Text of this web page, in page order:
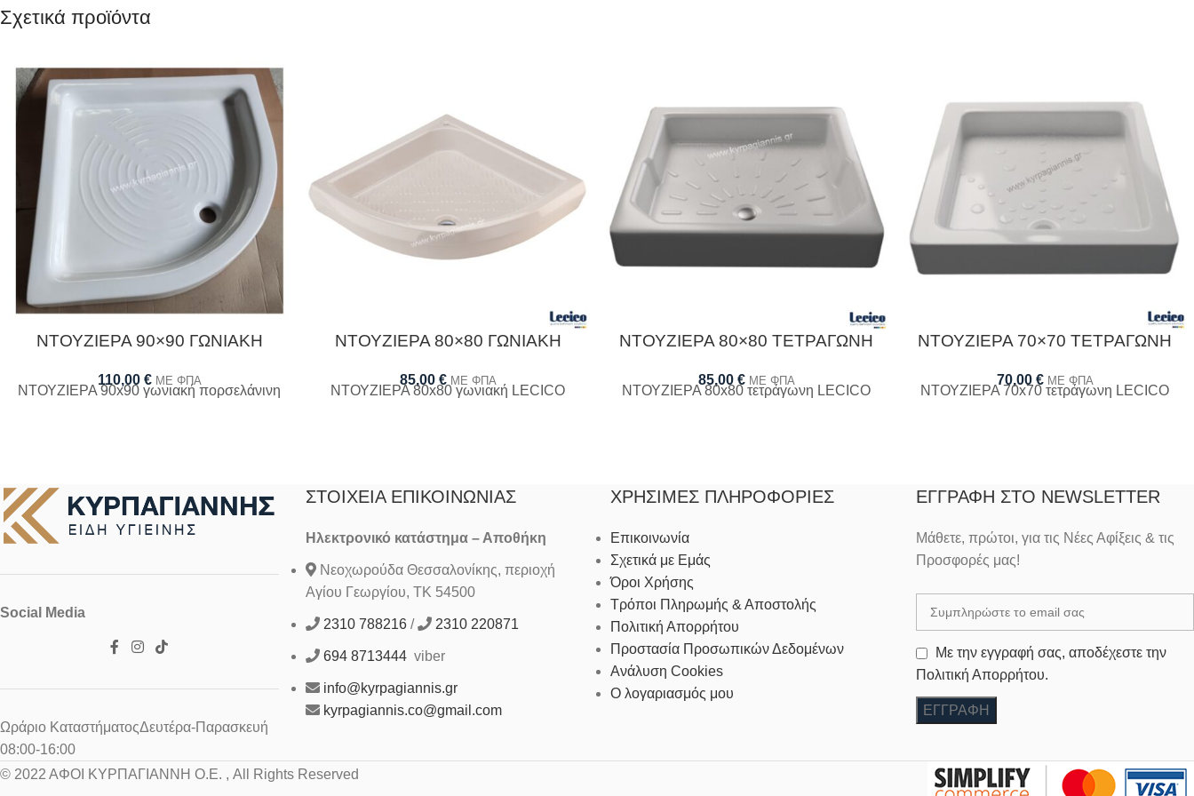
Σχετικά προϊόντα
ΝΤΟΥΖΙΕΡΑ 90×90 ΓΩΝΙΑΚΗ
110,00 € ΜΕ ΦΠΑ
ΝΤΟΥΖΙΕΡΑ 90x90 γωνιακή πορσελάνινη
ΝΤΟΥΖΙΕΡΑ 80×80 ΓΩΝΙΑΚΗ
85,00 € ΜΕ ΦΠΑ
ΝΤΟΥΖΙΕΡΑ 80x80 γωνιακή LECICO
ΝΤΟΥΖΙΕΡΑ 80×80 ΤΕΤΡΑΓΩΝΗ
85,00 € ΜΕ ΦΠΑ
ΝΤΟΥΖΙΕΡΑ 80x80 τετράγωνη LECICO
ΝΤΟΥΖΙΕΡΑ 70×70 ΤΕΤΡΑΓΩΝΗ
70,00 € ΜΕ ΦΠΑ
ΝΤΟΥΖΙΕΡΑ 70x70 τετράγωνη LECICO
Social Media
Ωράριο ΚαταστήματοςΔευτέρα-Παρασκευή
08:00-16:00
ΣΤΟΙΧΕΊΑ ΕΠΙΚΟΙΝΩΝΊΑΣ
Ηλεκτρονικό κατάστημα – Αποθήκη
Νεοχωρούδα Θεσσαλονίκης, περιοχή
Αγίου Γεωργίου, ΤΚ 54500
2310 788216/ 2310 220871
694 8713444viber
info@kyrpagiannis.gr
kyrpagiannis.co@gmail.com
ΧΡΉΣΙΜΕΣ ΠΛΗΡΟΦΟΡΊΕΣ
Επικοινωνία
Σχετικά με Εμάς
Όροι Χρήσης
Τρόποι Πληρωμής & Αποστολής
Πολιτική Απορρήτου
Προστασία Προσωπικών Δεδομένων
Ανάλυση Cookies
Ο λογαριασμός μου
ΕΓΓΡΑΦΉ ΣΤΟ NEWSLETTER
Μάθετε, πρώτοι, για τις Νέες Αφίξεις & τις
Προσφορές μας!
Με την εγγραφή σας, αποδέχεστε την
Πολιτική Απορρήτου.
© 2022 ΑΦΟΙ ΚΥΡΠΑΓΙΑΝΝΗ Ο.Ε. , All Rights Reserved